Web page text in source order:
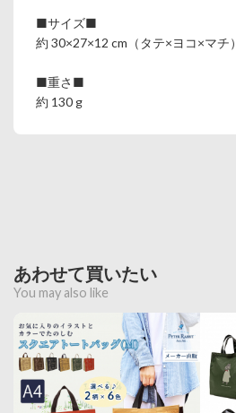
■サイズ■
約 30×27×12 cm（タテ×ヨコ×マチ）
■重さ■
約 130 g
あわせて買いたい
You may also like